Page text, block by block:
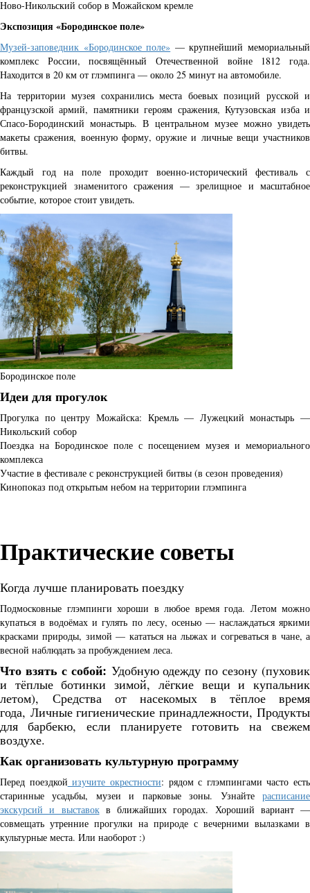
Ново-Никольский собор в Можайском кремле
Экспозиция «Бородинское поле»
Музей-заповедник «Бородинское поле» — крупнейший мемориальный
комплекс России, посвящённый Отечественной войне 1812 года.
Находится в 20 км от глэмпинга — около 25 минут на автомобиле.
На территории музея сохранились места боевых позиций русской и
французской армий, памятники героям сражения, Кутузовская изба и
Спасо-Бородинский монастырь. В центральном музее можно увидеть
макеты сражения, военную форму, оружие и личные вещи участников
битвы.
Каждый год на поле проходит военно-исторический фестиваль с
реконструкцией знаменитого сражения — зрелищное и масштабное
событие, которое стоит увидеть.
Бородинское поле
Идеи для прогулок
Прогулка по центру Можайска: Кремль — Лужецкий монастырь —
Никольский собор
Поездка на Бородинское поле с посещением музея и мемориального
комплекса
Участие в фестивале с реконструкцией битвы (в сезон проведения)
Кинопоказ под открытым небом на территории глэмпинга
Практические советы
Когда лучше планировать поездку
Подмосковные глэмпинги хороши в любое время года. Летом можно
купаться в водоёмах и гулять по лесу, осенью — наслаждаться яркими
красками природы, зимой — кататься на лыжах и согреваться в чане, а
весной наблюдать за пробуждением леса.
Что взять с собой: Удобную одежду по сезону (пуховик
и тёплые ботинки зимой, лёгкие вещи и купальник
летом), Средства от насекомых в тёплое время
года, Личные гигиенические принадлежности​​​​​​​, Продукты
для барбекю, если планируете готовить на свежем
воздухе.
Как организовать культурную программу
Перед поездкой изучите окрестности: рядом с глэмпингами часто есть
старинные усадьбы, музеи и парковые зоны. Узнайте расписание
экскурсий и выставокв ближайших городах. Хороший вариант —
совмещать утренние прогулки на природе с вечерними вылазками в
культурные места. Или наоборот :)